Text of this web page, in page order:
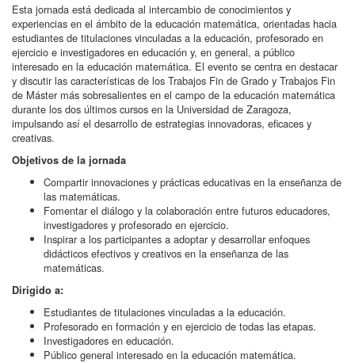
Esta jornada está dedicada al intercambio de conocimientos y
experiencias en el ámbito de la educación matemática, orientadas hacia
estudiantes de titulaciones vinculadas a la educación, profesorado en
ejercicio e investigadores en educación y, en general, a público
interesado en la educación matemática. El evento se centra en destacar
y discutir las características de los Trabajos Fin de Grado y Trabajos Fin
de Máster más sobresalientes en el campo de la educación matemática
durante los dos últimos cursos en la Universidad de Zaragoza,
impulsando así el desarrollo de estrategias innovadoras, eficaces y
creativas.
Objetivos de la jornada
Compartir innovaciones y prácticas educativas en la enseñanza de
las matemáticas.
Fomentar el diálogo y la colaboración entre futuros educadores,
investigadores y profesorado en ejercicio.
Inspirar a los participantes a adoptar y desarrollar enfoques
didácticos efectivos y creativos en la enseñanza de las
matemáticas.
Dirigido a:
Estudiantes de titulaciones vinculadas a la educación.
Profesorado en formación y en ejercicio de todas las etapas.
Investigadores en educación.
Público general interesado en la educación matemática.